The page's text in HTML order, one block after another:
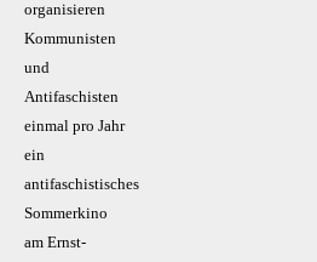
organisieren
Kommunisten
und
Antifaschisten
einmal pro Jahr
ein
antifaschistisches
Sommerkino
am Ernst-